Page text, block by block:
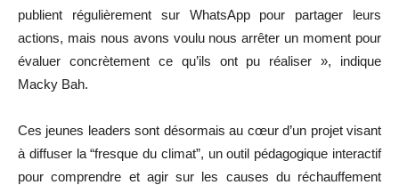
publient régulièrement sur WhatsApp pour partager leurs
actions, mais nous avons voulu nous arrêter un moment pour
évaluer concrètement ce qu’ils ont pu réaliser », indique
Macky Bah.
Ces jeunes leaders sont désormais au cœur d’un projet visant
à diffuser la “fresque du climat”, un outil pédagogique interactif
pour comprendre et agir sur les causes du réchauffement